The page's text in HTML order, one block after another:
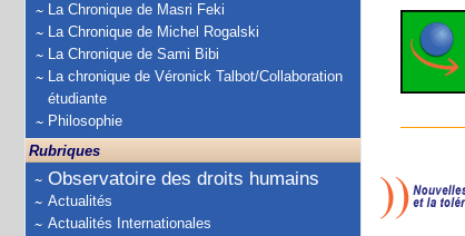
La Chronique de Masri Feki
La Chronique de Michel Rogalski
La Chronique de Sami Bibi
La chronique de Véronick Talbot/Collaboration
étudiante
Philosophie
Rubriques
Observatoire des droits humains
Actualités
Actualités Internationales